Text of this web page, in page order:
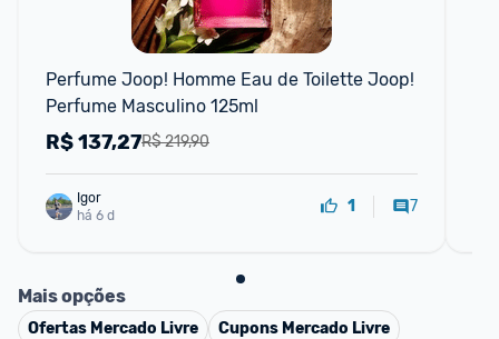
Perfume Joop! Homme Eau de Toilette Joop!
Perfume Masculino 125ml
R$ 219,90
R$137,27
Igor
há 6 d
1 7
Mais opções
Ofertas Mercado Livre Cupons Mercado Livre